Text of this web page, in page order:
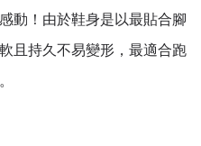
動！由於鞋身是以最貼合腳
且持久不易變形，最適合跑